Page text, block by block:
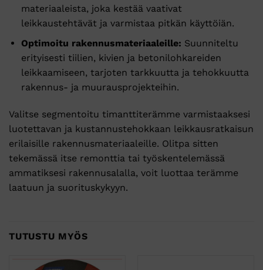
materiaaleista, joka kestää vaativat
leikkaustehtävät ja varmistaa pitkän käyttöiän.
Optimoitu rakennusmateriaaleille: Suunniteltu
erityisesti tiilien, kivien ja betonilohkareiden
leikkaamiseen, tarjoten tarkkuutta ja tehokkuutta
rakennus- ja muurausprojekteihin.
Valitse segmentoitu timanttiterämme varmistaaksesi
luotettavan ja kustannustehokkaan leikkausratkaisun
erilaisille rakennusmateriaaleille. Olitpa sitten
tekemässä itse remonttia tai työskentelemässä
ammatiksesi rakennusalalla, voit luottaa terämme
laatuun ja suorituskykyyn.
TUTUSTU MYÖS